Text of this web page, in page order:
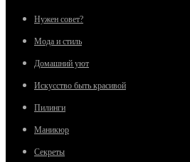
Нужен совет?
Мода и стиль
Домашний уют
Искусство быть красивой
Пилинги
Маникюр
Секреты